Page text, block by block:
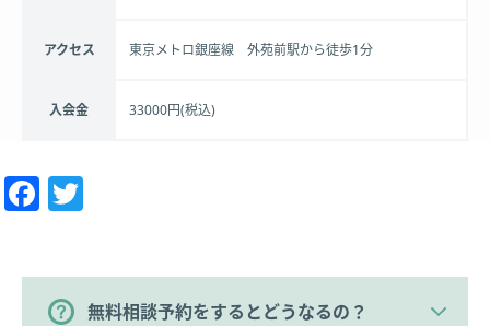
アクセス 東京メトロ銀座線 外苑前駅から徒歩1分
入会金 33000円(税込)
Facebook
無料相談予約をするとどうなるの？